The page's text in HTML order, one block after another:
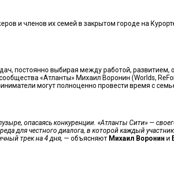
и членов их семей в закрытом городе на
постоянно выбирая между работой, развитием,
«Атланты» Михаил Воронин (Worlds,
могут полноценно провести время с
опасаясь конкуренции. «Атланты Сити» —
для честного диалога, в которой каждый
трек на 4 дня, — объясняют Михаил Воронин и